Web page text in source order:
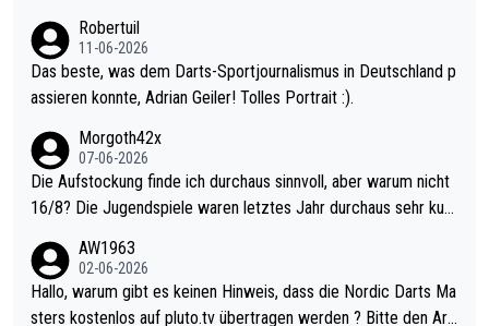
Robertuil
11-06-2026
Das beste, was dem Darts-Sportjournalismus in Deutschland p
assieren konnte, Adrian Geiler! Tolles Portrait :).
Morgoth42x
07-06-2026
Die Aufstockung finde ich durchaus sinnvoll, aber warum nicht
16/8? Die Jugendspiele waren letztes Jahr durchaus sehr kurz
Allerdings ist Mitchell Lawrie als Nummer 1 der Welt eh qualifi
ziert. Somit ändert die automatische Qualifikation des Weltmei
sters erstmal nichts. Ich denke sie wollen damit für nächstes J
AW1963
02-06-2026
Hallo, warum gibt es keinen Hinweis, dass die Nordic Darts Ma
sters kostenlos auf pluto.tv übertragen werden ? Bitte den Arti